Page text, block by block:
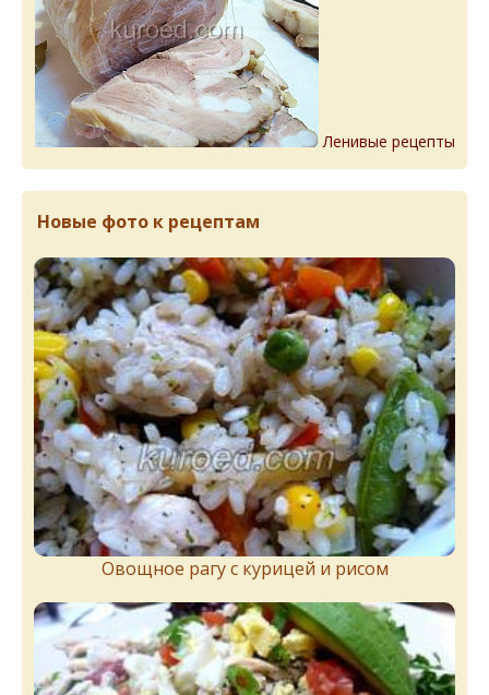
Ленивые рецепты
Новые фото к рецептам
Овощное рагу с курицей и рисом